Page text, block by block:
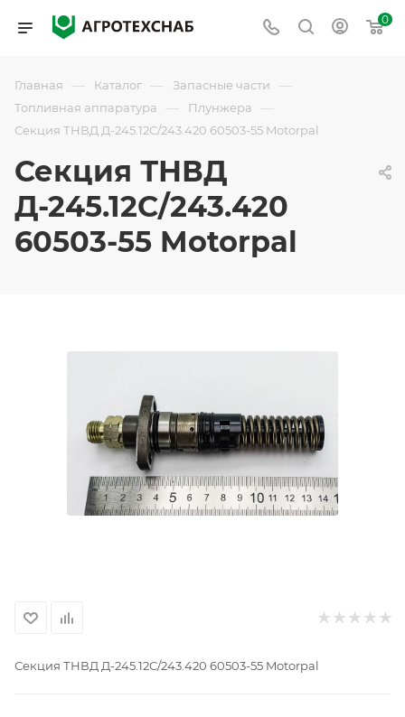
0
Главная — Каталог — Запасные части —
Топливная аппаратура — Плунжера —
Секция ТНВД Д-245.12С/243.420 60503-55 Motorpal
Секция ТНВД
Д-245.12С/243.420
60503-55 Motorpal
Секция ТНВД Д-245.12С/243.420 60503-55 Motorpal